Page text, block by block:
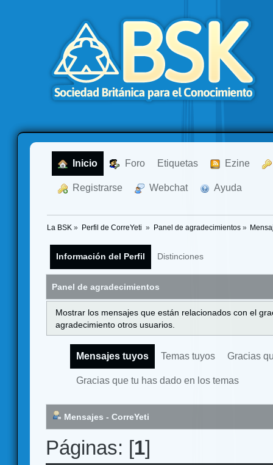
Inicio Foro Etiquetas Ezine
Registrarse Webchat Ayuda
La BSK » Perfil de CorreYeti » Panel de agradecimientos»
Información del Perfil Distinciones
Panel de agradecimientos
Mostrar los mensajes que están relacionados con el
agradecimiento otros usuarios.
Mensajes tuyos Temas tuyos Gracias
Gracias que tu has dado en los temas
Mensajes - CorreYeti
Páginas: [1]